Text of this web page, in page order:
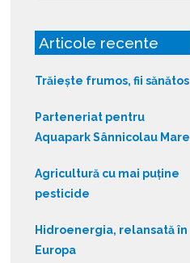
Articole recente
Trăiește frumos, fii sănătos
Parteneriat pentru
Aquapark Sânnicolau Mare
Agricultură cu mai puține
pesticide
Hidroenergia, relansată în
Europa